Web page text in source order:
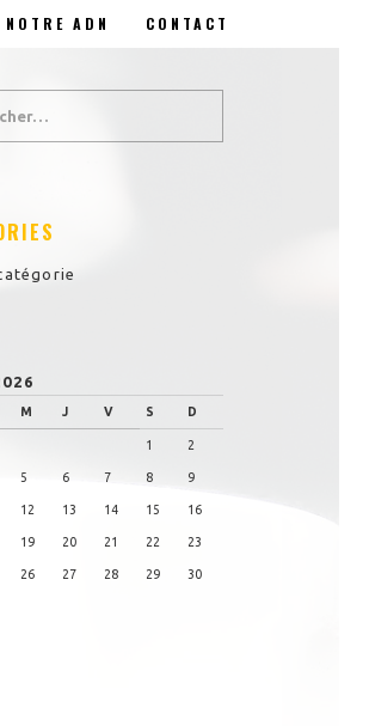
NOTRE ADN CONTACT
M J V S D
1 2
5 6 7 8 9
12 13 14 15 16
19 20 21 22 23
26 27 28 29 30